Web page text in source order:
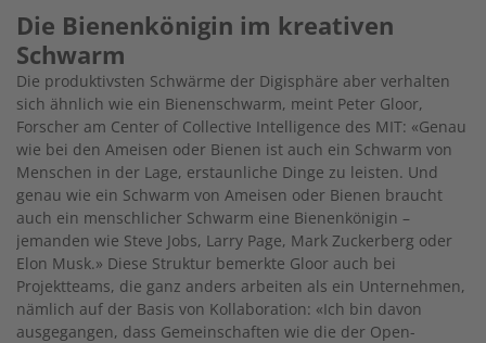
Die Bienenkönigin im kreativen
Schwarm
Die produktivsten Schwärme der Digisphäre aber verhalten
sich ähnlich wie ein Bienenschwarm, meint Peter Gloor,
Forscher am Center of Collective Intelligence des MIT: «Genau
wie bei den Ameisen oder Bienen ist auch ein Schwarm von
Menschen in der Lage, erstaunliche Dinge zu leisten. Und
genau wie ein Schwarm von Ameisen oder Bienen braucht
auch ein menschlicher Schwarm eine Bienenkönigin –
jemanden wie Steve Jobs, Larry Page, Mark Zuckerberg oder
Elon Musk.» Diese Struktur bemerkte Gloor auch bei
Projektteams, die ganz anders arbeiten als ein Unternehmen,
nämlich auf der Basis von Kollaboration: «Ich bin davon
ausgegangen, dass Gemeinschaften wie die der Open-